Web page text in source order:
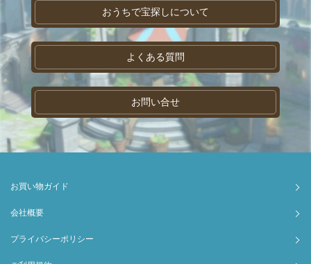
おうちで宝探しについて
よくある質問
お問い合せ
お買い物ガイド
会社概要
プライバシーポリシー